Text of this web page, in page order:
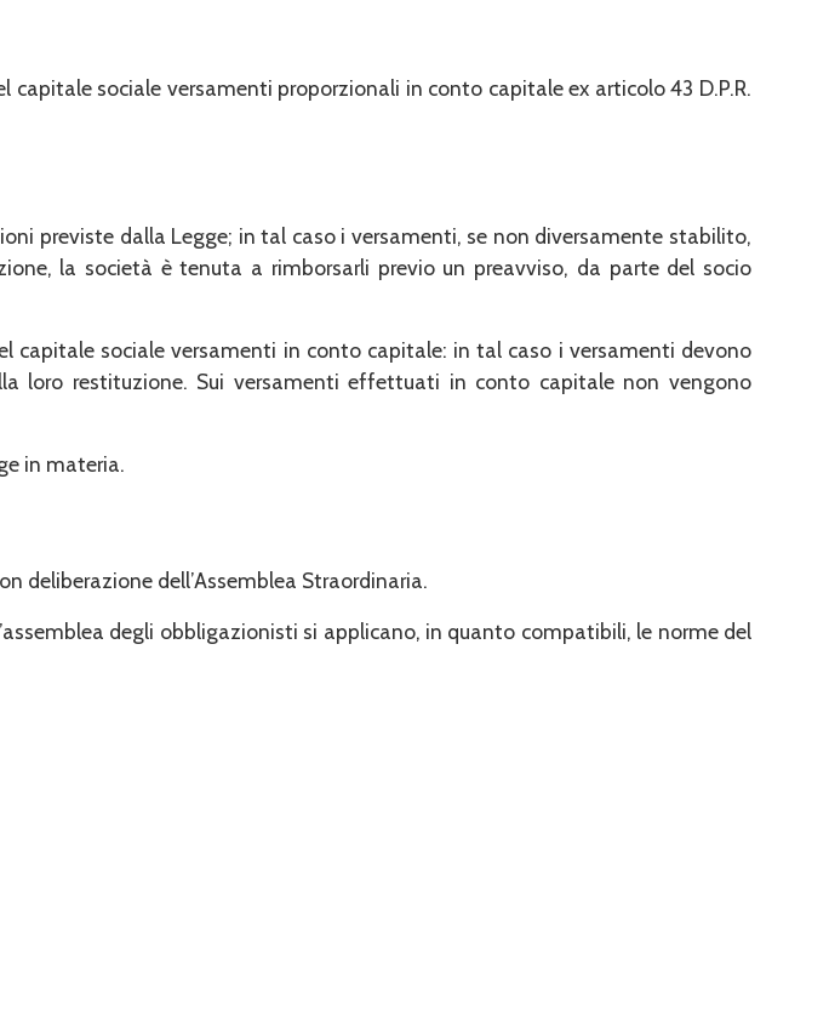
ca­pitale sociale versamenti proporzionali in conto capitale ex articolo 43 D.P.R.
previste dalla Legge; in tal caso i versamenti, se non diversamente stabilito,
la società è tenuta a rimborsarli previo un preavviso, da parte del socio
capi­tale sociale versamenti in conto capitale: in tal caso i versamenti devono
loro restituzione. Sui versamenti effettuati in conto capitale non vengono
in materia.
de­liberazione dell’Assemblea Straordinaria.
degli obbligazionisti si applicano, in quanto compatibili, le norme del